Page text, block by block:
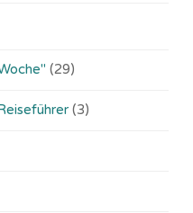
(29)
(3)